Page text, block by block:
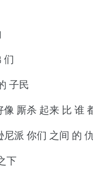
们
子民
厮杀 起来 比 谁
派 你们 之间 的
下